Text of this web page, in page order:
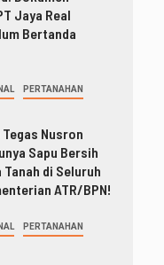
Jaya Real
Bertanda
PERTANAHAN
Nusron
Sapu Bersih
Tanah di Seluruh
ATR/BPN!
PERTANAHAN